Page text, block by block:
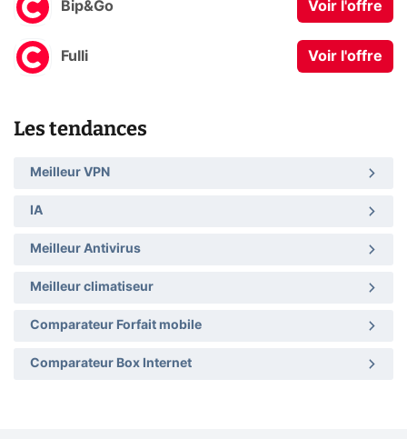
Bip&Go Voir l'offre
Fulli Voir l'offre
Les tendances
Meilleur VPN
IA
Meilleur Antivirus
Meilleur climatiseur
Comparateur Forfait mobile
Comparateur Box Internet